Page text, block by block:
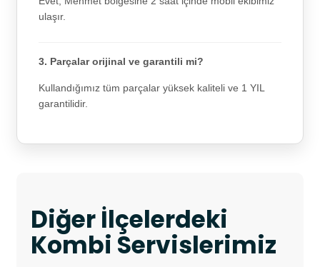
ulaşır.
3. Parçalar orijinal ve garantili mi?
Kullandığımız tüm parçalar yüksek kaliteli ve 1 YIL
garantilidir.
Diğer İlçelerdeki
Kombi Servislerimiz